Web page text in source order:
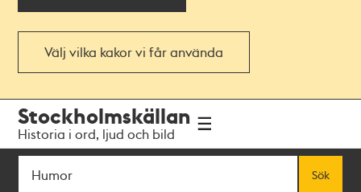
Välj vilka kakor vi får använda
navigationen
huvudinnehållet
Stockholmskällan
Historia i ord, ljud och bild
Sök
Sök